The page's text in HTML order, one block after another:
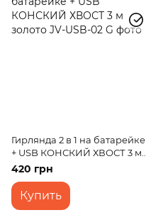
Гирлянда 2 в 1 на батарейке
+ USB КОНСКИЙ ХВОСТ 3 м
золото
420 грн
Купить